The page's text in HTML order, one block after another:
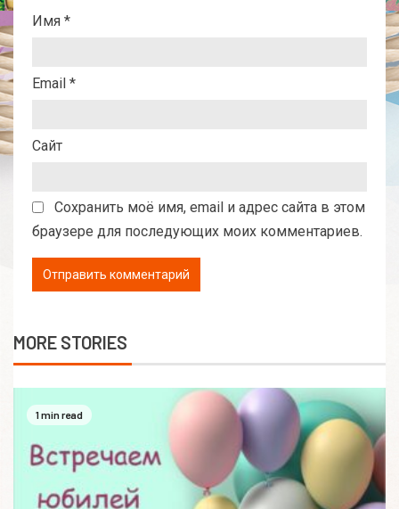
Имя *
Email *
Сайт
Сохранить моё имя, email и адрес сайта в этом
браузере для последующих моих комментариев.
MORE STORIES
1 min read